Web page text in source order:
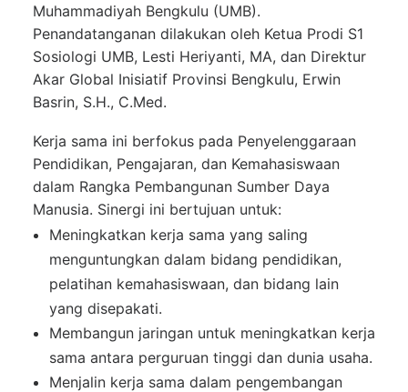
Muhammadiyah Bengkulu (UMB).
Penandatanganan dilakukan oleh Ketua Prodi S1
Sosiologi UMB, Lesti Heriyanti, MA, dan Direktur
Akar Global Inisiatif Provinsi Bengkulu, Erwin
Basrin, S.H., C.Med.
Kerja sama ini berfokus pada Penyelenggaraan
Pendidikan, Pengajaran, dan Kemahasiswaan
dalam Rangka Pembangunan Sumber Daya
Manusia. Sinergi ini bertujuan untuk:
Meningkatkan kerja sama yang saling
menguntungkan dalam bidang pendidikan,
pelatihan kemahasiswaan, dan bidang lain
yang disepakati.
Membangun jaringan untuk meningkatkan kerja
sama antara perguruan tinggi dan dunia usaha.
Menjalin kerja sama dalam pengembangan